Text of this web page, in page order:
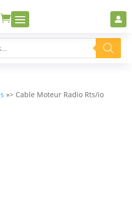
 
»> Cable Moteur Radio Rts/io